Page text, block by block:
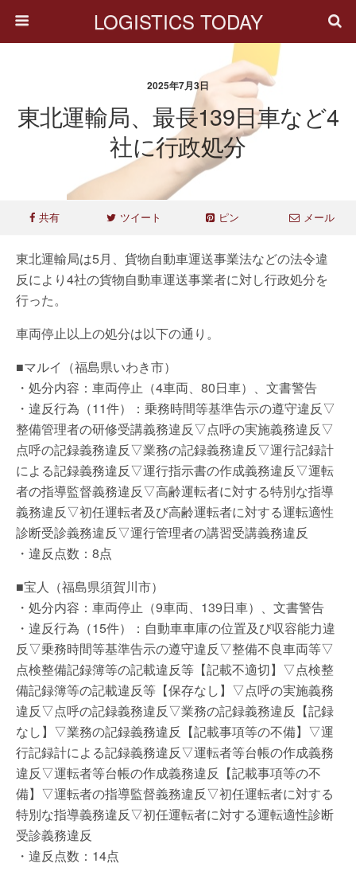
LOGISTICS TODAY
2025年7月3日
東北運輸局、最長139日車など4
社に行政処分
共有 ツイート ピン メール
東北運輸局は5月、貨物自動車運送事業法などの法令違
反により4社の貨物自動車運送事業者に対し行政処分を
行った。
車両停止以上の処分は以下の通り。
■マルイ（福島県いわき市）
・処分内容：車両停止（4車両、80日車）、文書警告
・違反行為（11件）：乗務時間等基準告示の遵守違反▽
整備管理者の研修受講義務違反▽点呼の実施義務違反▽
点呼の記録義務違反▽業務の記録義務違反▽運行記録計
による記録義務違反▽運行指示書の作成義務違反▽運転
者の指導監督義務違反▽高齢運転者に対する特別な指導
義務違反▽初任運転者及び高齢運転者に対する運転適性
診断受診義務違反▽運行管理者の講習受講義務違反
・違反点数：8点
■宝人（福島県須賀川市）
・処分内容：車両停止（9車両、139日車）、文書警告
・違反行為（15件）：自動車車庫の位置及び収容能力違
反▽乗務時間等基準告示の遵守違反▽整備不良車両等▽
点検整備記録簿等の記載違反等【記載不適切】▽点検整
備記録簿等の記載違反等【保存なし】▽点呼の実施義務
違反▽点呼の記録義務違反▽業務の記録義務違反【記録
なし】▽業務の記録義務違反【記載事項等の不備】▽運
行記録計による記録義務違反▽運転者等台帳の作成義務
違反▽運転者等台帳の作成義務違反【記載事項等の不
備】▽運転者の指導監督義務違反▽初任運転者に対する
特別な指導義務違反▽初任運転者に対する運転適性診断
受診義務違反
・違反点数：14点